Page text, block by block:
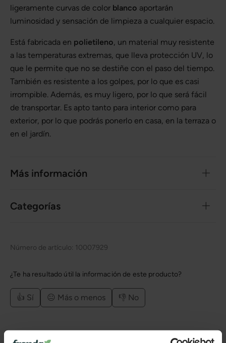
ligeramente curvas de color blanco aportarán
luminosidad y sensación de limpieza a cualquier espacio.
Está fabricada en polietileno, un material muy resistente
a las temperaturas extremas, que lleva protección UV, lo
que le permite que no se destiñe con el paso del tiempo.
También es resistente a los golpes, por lo que es casi
irrompible. Además, es muy ligero, por lo que será fácil
de transportar. Es apto tanto para interior como para
exterior, por lo que podrás ponerlo en casa, en la terraza o
en el jardín.
Más información
Categorías
Número de artículo: 10007929
¿Te ha resultado útil la información de este producto?
👍 Sí 😐 Más o menos 👎 No